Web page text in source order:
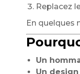
Replacez
En quelques
Un
Un